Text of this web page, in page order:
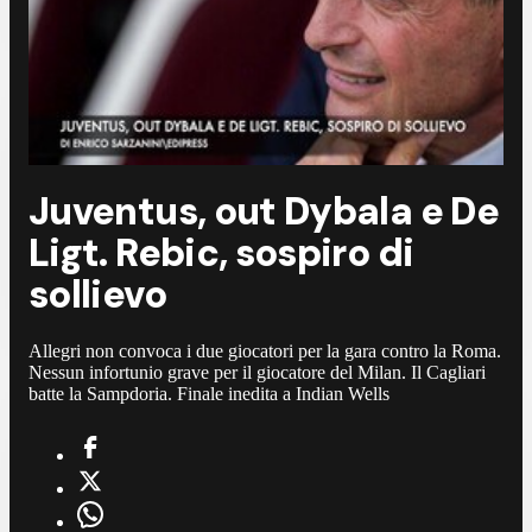
Juventus, out Dybala e De
Ligt. Rebic, sospiro di
sollievo
Allegri non convoca i due giocatori per la gara contro la Roma.
Nessun infortunio grave per il giocatore del Milan. Il Cagliari
batte la Sampdoria. Finale inedita a Indian Wells